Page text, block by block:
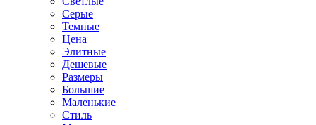
Серые
Темные
Цена
Элитные
Дешевые
Размеры
Большие
Маленькие
Стиль